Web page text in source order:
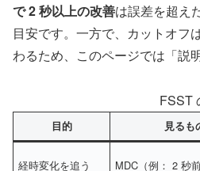
で 2 秒以上の改善は誤差を超え
目安です。一方で、カットオフ
わるため、このページでは「説
FSST
目的 見るも
経時変化を追う MDC（例： 2 秒前